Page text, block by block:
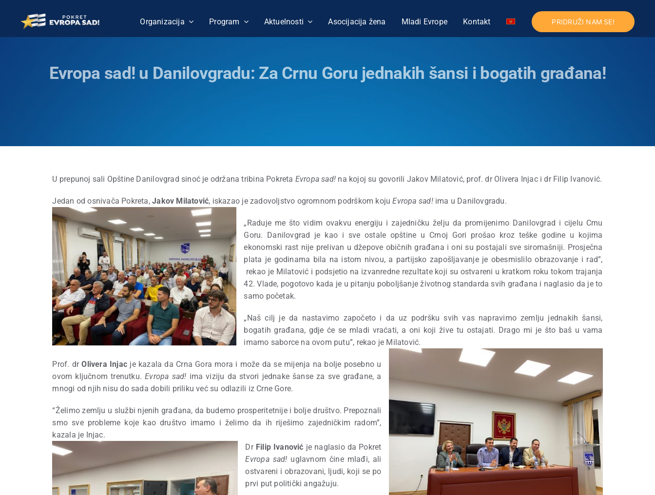
content
Organizacija Program Aktuelnosti Asocijacija žena Mladi Evrope Kontakt PRIDRUŽI NAM SE!
Evropa sad! u Danilovgradu: Za Crnu Goru jednakih šansi i bogatih građana!
U prepunoj sali Opštine Danilovgrad sinoć je održana tribina Pokreta Evropa sad! na kojoj su govorili Jakov Milatović, prof. dr Olivera Injac i dr Filip Ivanović.
Jedan od osnivača Pokreta,Jakov Milatović, iskazao je zadovoljstvo ogromnom podrškom kojuEvropa sad! ima u Danilovgradu.
„Raduje me što vidim ovakvu energiju i zajedničku želju da promijenimo Danilovgrad i cijelu Crnu
Goru. Danilovgrad je kao i sve ostale opštine u Crnoj Gori prošao kroz teške godine u kojima
ekonomski rast nije prelivan u džepove običnih građana i oni su postajali sve siromašniji. Prosječna
plata je godinama bila na istom nivou, a partijsko zapošljavanje je obesmislilo obrazovanje i rad”,
rekao je Milatović i podsjetio na izvanredne rezultate koji su ostvareni u kratkom roku tokom trajanja
42. Vlade, pogotovo kada je u pitanju poboljšanje životnog standarda svih građana i naglasio da je to
samo početak.
„Naš cilj je da nastavimo započeto i da uz podršku svih vas napravimo zemlju jednakih šansi,
bogatih građana, gdje će se mladi vraćati, a oni koji žive tu ostajati. Drago mi je što baš u vama
imamo saborce na ovom putu”, rekao je Milatović.
Prof. drOlivera Injac je kazala da Crna Gora mora i može da se mijenja na bolje posebno u
ovom ključnom trenutku.Evropa sad! ima viziju da stvori jednake šanse za sve građane, a
mnogi od njih nisu do sada dobili priliku već su odlazili iz Crne Gore.
“Želimo zemlju u službi njenih građana, da budemo prosperitetnije i bolje društvo. Prepoznali
smo sve probleme koje kao društvo imamo i želimo da ih riješimo zajedničkim radom”,
kazala je Injac.
Dr Filip Ivanović je naglasio da Pokret
Evropa sad! uglavnom čine mlađi, ali
ostvareni i obrazovani, ljudi, koji se po
prvi put politički angažuju.